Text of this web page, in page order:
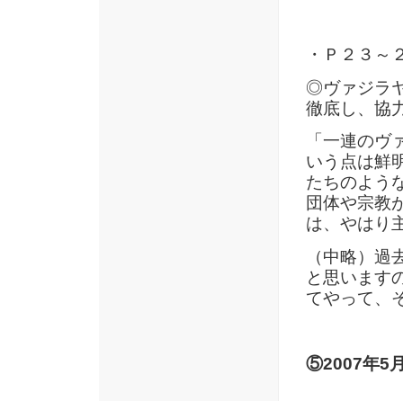
・Ｐ２３～
◎ヴァジラ
徹底し、協
「一連の
いう点は鮮
たちのよう
団体や宗教
は、やはり
（中略）
と思います
てやって、
⑤2007年5